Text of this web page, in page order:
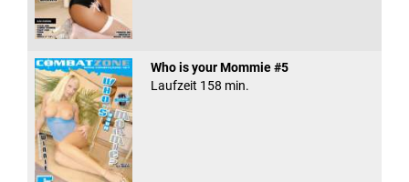
Who is your Mommie #5
Laufzeit 158 min.